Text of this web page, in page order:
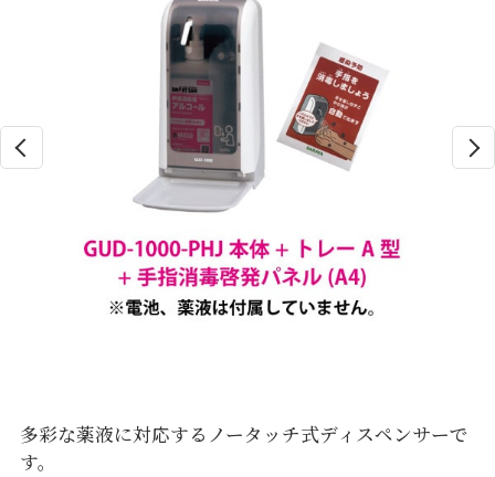
多彩な薬液に対応するノータッチ式ディスペンサーで
す。